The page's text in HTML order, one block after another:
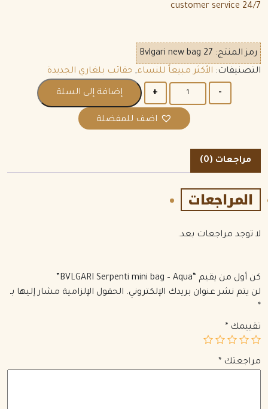
24/7 customer service
رمز المنتج: Bvlgari new bag 27
التصنيفات: الأكثر مبيعاً للنساء, حقائب بلغاري الجديدة
إضافة إلى السلة
اضف للمفضلة
مراجعات (0)
المراجعات
لا توجد مراجعات بعد.
كن أول من يقيم “BVLGARI Serpenti mini bag – Aqua”
لن يتم نشر عنوان بريدك الإلكتروني. الحقول الإلزامية مشار إليها بـ
*
تقييمك *
مراجعتك *